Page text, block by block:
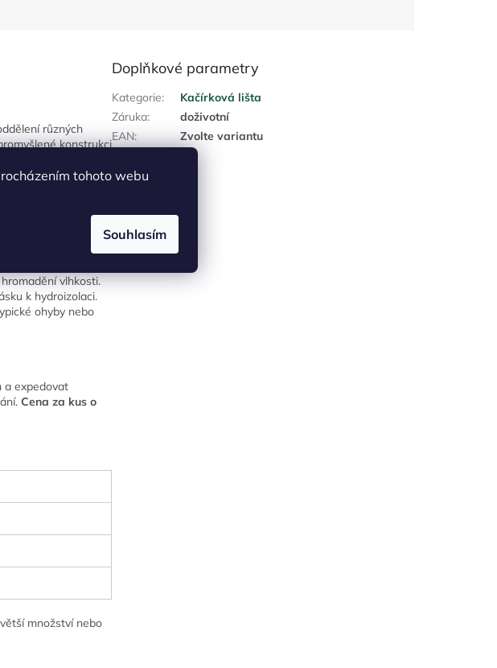
tohoto webu
Souhlasím
různých
konstrukci
které zvyšují
a
vlhkosti.
k hydroizolaci.
ohyby nebo
a expedovat
Cena za kus o
množství nebo
Doplňkové parametry
Kategorie:
Kačírková lišta
Záruka:
doživotní
EAN: Zvolte variantu